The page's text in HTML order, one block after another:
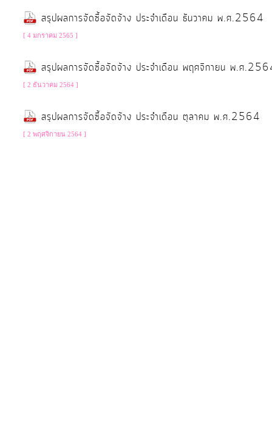
การ
ทุจริต
การ
ส่ง
เสริม
ความ
โปร่งใส
สรุปผลการจัดซื้อจัดจ้าง ประจำเดือน ธันวาคม พ.ศ.2564
[ 4 มกราคม 2565 ]
สรุปผลการจัดซื้อจัดจ้าง ประจำเดือน พฤศจิกายน พ.ศ
[ 2 ธันวาคม 2564 ]
สรุปผลการจัดซื้อจัดจ้าง ประจำเดือน ตุลาคม พ.ศ.2564
[ 2 พฤศจิกายน 2564 ]